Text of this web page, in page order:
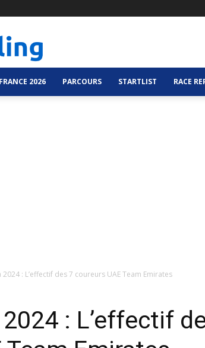
2026 PARCOURS STARTLIST RACE
: L’effectif des 7 coureurs UAE Team Emirates
: L’effectif